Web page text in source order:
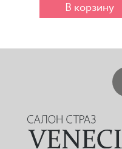
В корзину